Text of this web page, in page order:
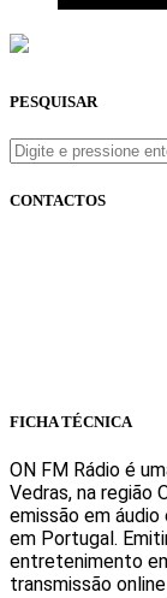
PESQUISAR
CONTACTOS
FICHA TÉCNICA
ON FM Rádio é
Vedras, na região
emissão em
em Portugal.
entretenimento
transmissão